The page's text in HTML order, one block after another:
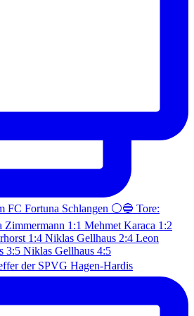
der SPVG Hagen-Hardis